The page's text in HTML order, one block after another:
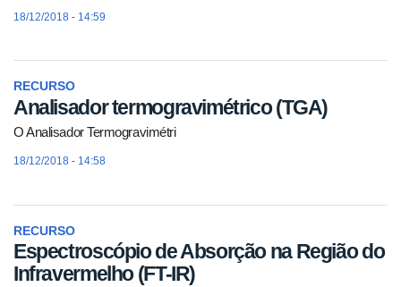
18/12/2018 - 14:59
RECURSO
Analisador termogravimétrico (TGA)
O Analisador Termogravimétri
18/12/2018 - 14:58
RECURSO
Espectroscópio de Absorção na Região do
Infravermelho (FT-IR)